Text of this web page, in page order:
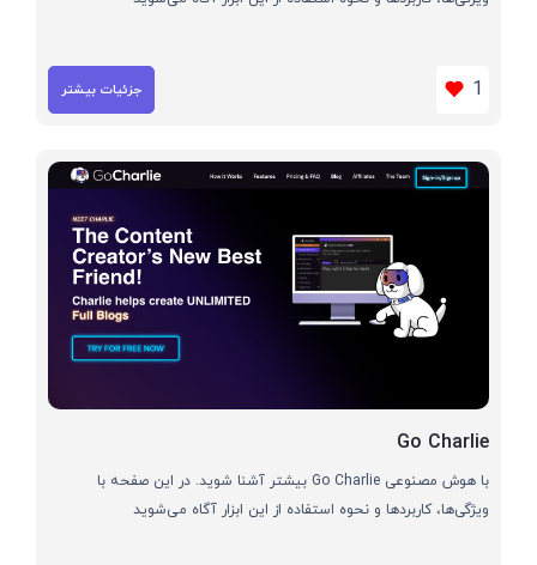
1 جزئیات بیشتر
Go Charlie
با هوش مصنوعی Go Charlie بیشتر آشنا شوید. در این صفحه با
ویژگی‌ها، کاربردها و نحوه استفاده از این ابزار آگاه می‌شوید